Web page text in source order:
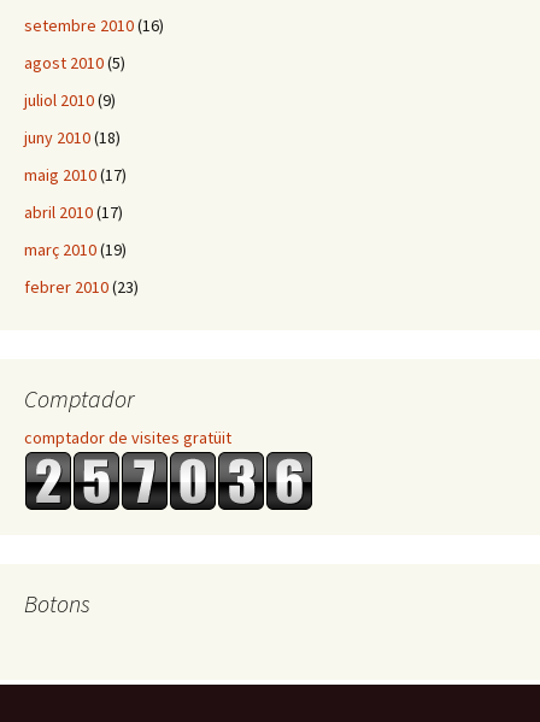
setembre 2010(16)
agost 2010(5)
juliol 2010(9)
juny 2010(18)
maig 2010(17)
abril 2010(17)
març 2010(19)
febrer 2010(23)
Comptador
comptador de visites gratüit
Botons